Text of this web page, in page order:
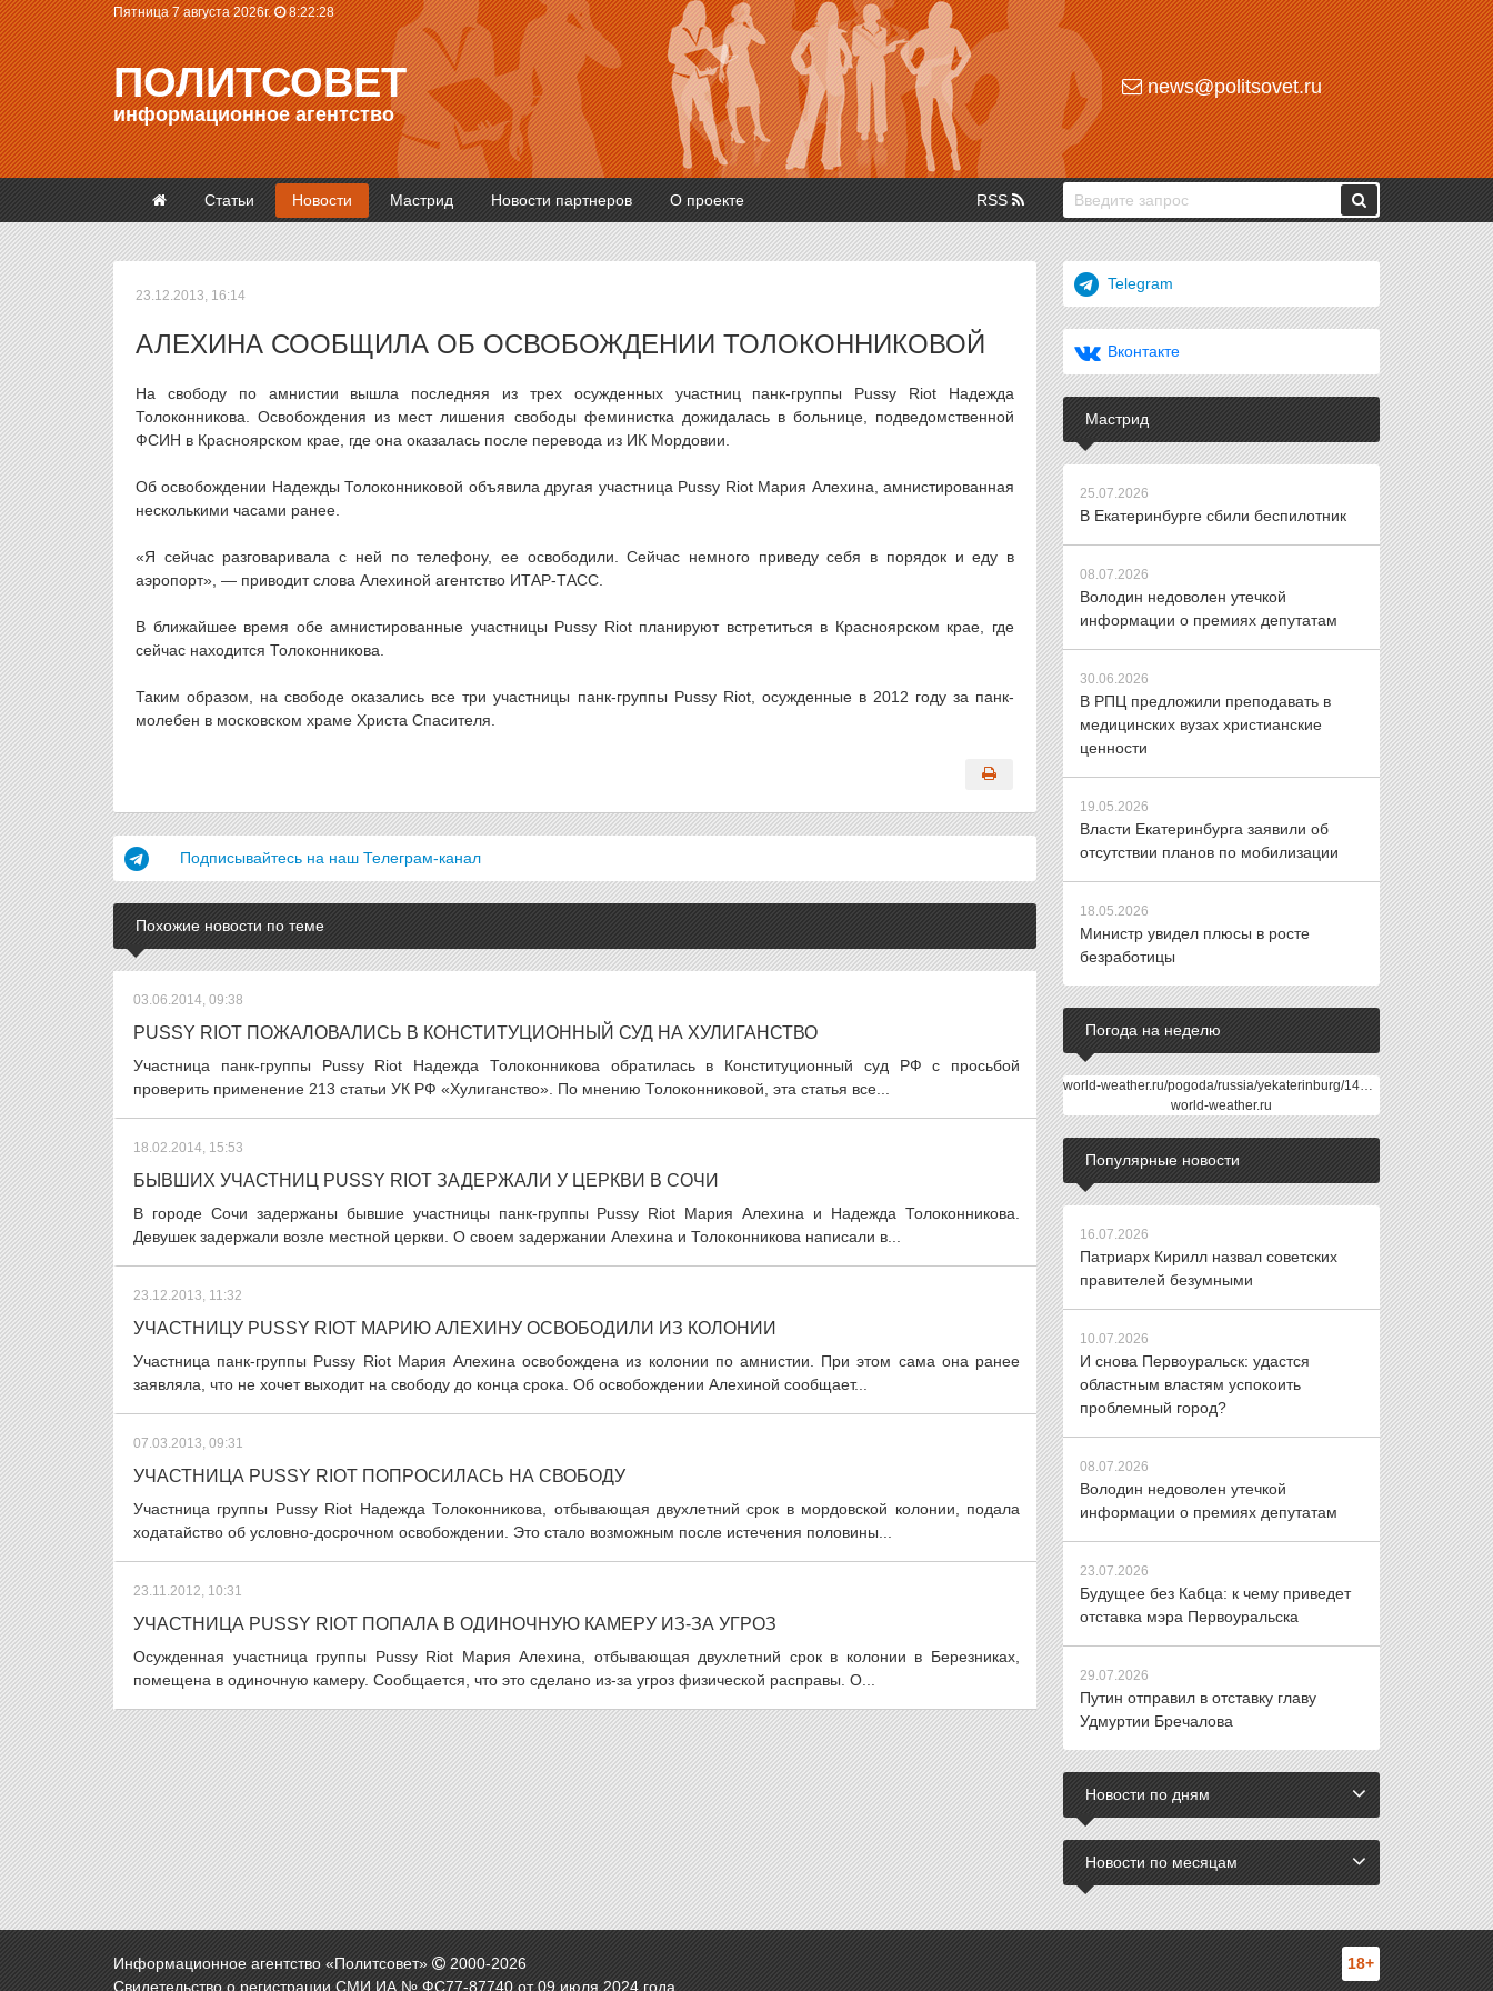
Пятница 7 августа 2026г. 8:22:28
ПОЛИТСОВЕТ
информационное агентство
news@politsovet.ru
Статьи Новости Мастрид Новости партнеров О проекте RSS
23.12.2013, 16:14
АЛЕХИНА СООБЩИЛА ОБ ОСВОБОЖДЕНИИ ТОЛОКОННИКОВОЙ
На свободу по амнистии вышла последняя из трех осужденных участниц панк-группы Pussy Riot Надежда
Толоконникова. Освобождения из мест лишения свободы феминистка дожидалась в больнице, подведомственной
ФСИН в Красноярском крае, где она оказалась после перевода из ИК Мордовии.
Об освобождении Надежды Толоконниковой объявила другая участница Pussy Riot Мария Алехина, амнистированная
несколькими часами ранее.
«Я сейчас разговаривала с ней по телефону, ее освободили. Сейчас немного приведу себя в порядок и еду в
аэропорт», — приводит слова Алехиной агентство ИТАР-ТАСС.
В ближайшее время обе амнистированные участницы Pussy Riot планируют встретиться в Красноярском крае, где
сейчас находится Толоконникова.
Таким образом, на свободе оказались все три участницы панк-группы Pussy Riot, осужденные в 2012 году за панк-
молебен в московском храме Христа Спасителя.
Подписывайтесь на наш Телеграм-канал
Похожие новости по теме
03.06.2014, 09:38
PUSSY RIOT ПОЖАЛОВАЛИСЬ В КОНСТИТУЦИОННЫЙ СУД НА ХУЛИГАНСТВО
Участница панк-группы Pussy Riot Надежда Толоконникова обратилась в Конституционный суд РФ с просьбой
проверить применение 213 статьи УК РФ «Хулиганство». По мнению Толоконниковой, эта статья все...
18.02.2014, 15:53
БЫВШИХ УЧАСТНИЦ PUSSY RIOT ЗАДЕРЖАЛИ У ЦЕРКВИ В СОЧИ
В городе Сочи задержаны бывшие участницы панк-группы Pussy Riot Мария Алехина и Надежда Толоконникова.
Девушек задержали возле местной церкви. О своем задержании Алехина и Толоконникова написали в...
23.12.2013, 11:32
УЧАСТНИЦУ PUSSY RIOT МАРИЮ АЛЕХИНУ ОСВОБОДИЛИ ИЗ КОЛОНИИ
Участница панк-группы Pussy Riot Мария Алехина освобождена из колонии по амнистии. При этом сама она ранее
заявляла, что не хочет выходит на свободу до конца срока. Об освобождении Алехиной сообщает...
07.03.2013, 09:31
УЧАСТНИЦА PUSSY RIOT ПОПРОСИЛАСЬ НА СВОБОДУ
Участница группы Pussy Riot Надежда Толоконникова, отбывающая двухлетний срок в мордовской колонии, подала
ходатайство об условно-досрочном освобождении. Это стало возможным после истечения половины...
23.11.2012, 10:31
УЧАСТНИЦА PUSSY RIOT ПОПАЛА В ОДИНОЧНУЮ КАМЕРУ ИЗ-ЗА УГРОЗ
Осужденная участница группы Pussy Riot Мария Алехина, отбывающая двухлетний срок в колонии в Березниках,
помещена в одиночную камеру. Сообщается, что это сделано из-за угроз физической расправы. О...
Telegram
Вконтакте
Мастрид
25.07.2026
В Екатеринбурге сбили беспилотник
08.07.2026
Володин недоволен утечкой
информации о премиях депутатам
30.06.2026
В РПЦ предложили преподавать в
медицинских вузах христианские
ценности
19.05.2026
Власти Екатеринбурга заявили об
отсутствии планов по мобилизации
18.05.2026
Министр увидел плюсы в росте
безработицы
Погода на неделю
world-weather.ru/pogoda/russia/yekaterinburg/14days/
world-weather.ru
Популярные новости
16.07.2026
Патриарх Кирилл назвал советских
правителей безумными
10.07.2026
И снова Первоуральск: удастся
областным властям успокоить
проблемный город?
08.07.2026
Володин недоволен утечкой
информации о премиях депутатам
23.07.2026
Будущее без Кабца: к чему приведет
отставка мэра Первоуральска
29.07.2026
Путин отправил в отставку главу
Удмуртии Бречалова
Новости по дням
Новости по месяцам
Информационное агентство «Политсовет» 2000-2026
Свидетельство о регистрации СМИ ИА № ФС77-87740 от 09 июля 2024 года.
18+